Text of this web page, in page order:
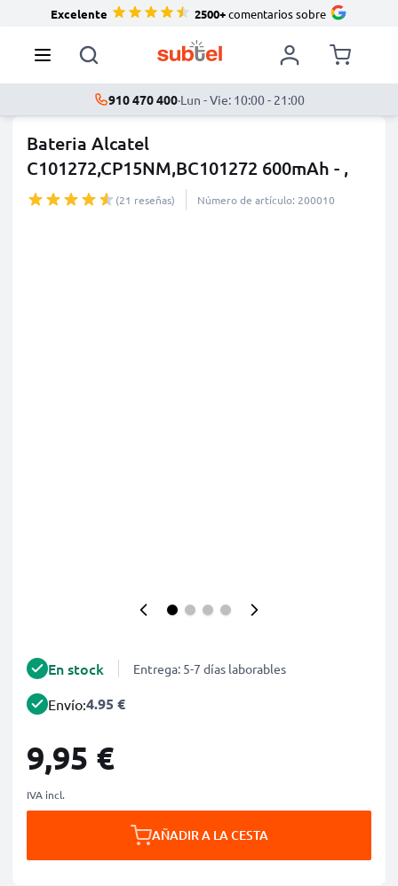
Excelente 2500+comentarios sobre
910 470 400·Lun - Vie: 10:00 - 21:00
Bateria Alcatel
C101272,CP15NM,BC101272 600mAh - ,
Batería l ...más
(21 reseñas) Número de artículo: 200010
En stock Entrega: 5-7 días laborables
Envío:4.95 €
9,95 €
IVA incl.
AÑADIR A LA CESTA